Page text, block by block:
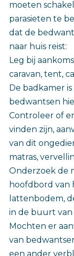
moeten
parasieten te
dat de
naar huis reist:
Leg bij
caravan, tent,
De badkamer
bedwantsen
Controleer of
vinden zijn,
van dit
matras,
Onderzoek de
hoofdbord van
lattenbodem,
in de buurt van
Mochten er
van
een ander